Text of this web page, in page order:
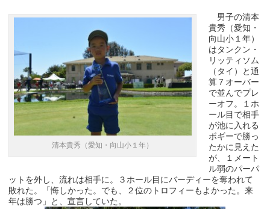
清本貴秀（愛知・向山小１年）
男子の清本
貴秀（愛知・
向山小１年）
はタンクン・
リッティソム
（タイ）と通
算７オーバー
で並んでプレ
ーオフ。１ホ
ール目で相手
が池に入れる
ボギーで勝っ
たかに見えた
が、１メート
ル弱のパーパ
ットを外し、流れは相手に。３ホール目にバーディーを奪われて
敗れた。「悔しかった。でも、２位のトロフィーもよかった。来
年は勝つ」と、宣言していた。